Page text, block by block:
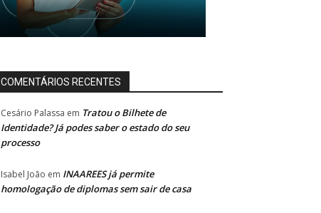
COMENTÁRIOS RECENTES
Cesário Palassa em Tratou o Bilhete de
Identidade? Já podes saber o estado do seu
processo
Isabel João em INAAREES já permite
homologação de diplomas sem sair de casa